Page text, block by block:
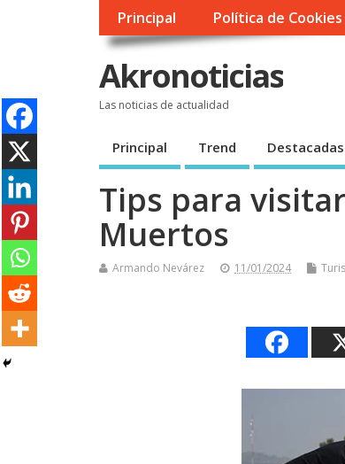
Principal Política de Cookies
Akronoticias
Las noticias de actualidad
Principal Trend Destacadas
Tips para
Muertos
Armando Nevárez 11/01/2024